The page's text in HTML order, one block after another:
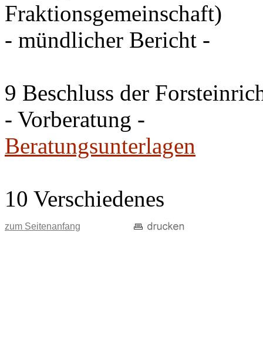
Fraktionsgemeinschaft)
- mündlicher Bericht -
9 Beschluss der
- Vorberatung -
Beratungsunterlagen
10 Verschiedenes
zum Seitenanfang